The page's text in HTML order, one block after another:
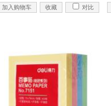
加入购物车 收藏 对比